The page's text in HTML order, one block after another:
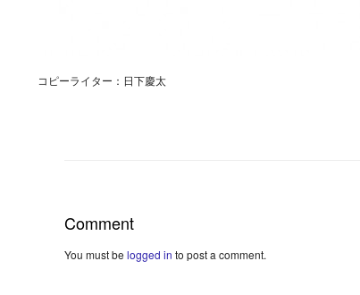
コピーライター：日下慶太
Comment
You must be logged in to post a comment.